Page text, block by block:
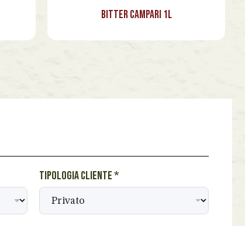
Bitter Campari 1l
Tipologia cliente*